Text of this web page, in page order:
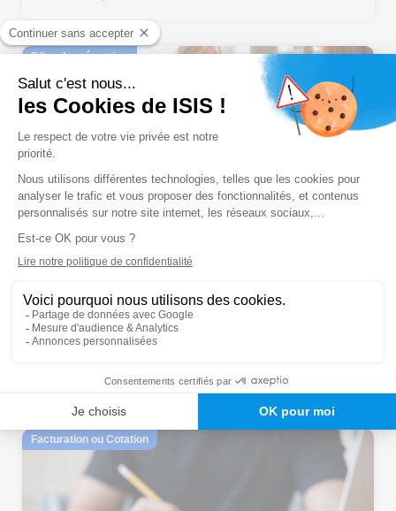
Bilan de prévention
Les bilans de prévention : les clés pour votre
nouveau rôle
E-learning Classe virtuelle
Facturation ou Cotation